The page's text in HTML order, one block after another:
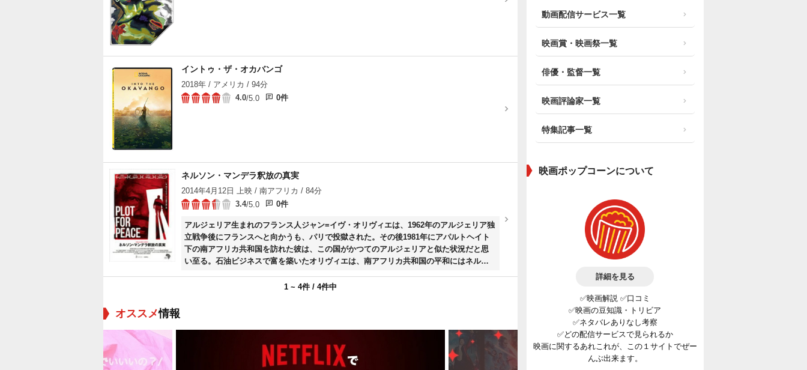
イントゥ・ザ・オカバンゴ
2018年 / アメリカ / 94分
4.0/5.0 0件
ネルソン・マンデラ釈放の真実
2014年4月12日 上映 / 南アフリカ / 84分
3.4/5.0 0件
アルジェリア生まれのフランス人ジャン=イヴ・オリヴィエは、1962年のアルジェリア独
立戦争後にフランスへと向かうも、パリで投獄された。その後1981年にアパルトヘイト
下の南アフリカ共和国を訪れた彼は、この国がかつてのアルジェリアと似た状況だと思
い至る。石油ビジネスで富を築いたオリヴィエは、南アフリカ共和国の平和にはネルソ
1 ~ 4件 / 4件中
オススメ情報
動画配信サービス一覧
映画賞・映画祭一覧
俳優・監督一覧
映画評論家一覧
特集記事一覧
映画ポップコーンについて
詳細を見る
✅映画解説 ✅口コミ
✅映画の豆知識・トリビア
✅ネタバレありなし考察
✅どの配信サービスで見られるか
映画に関するあれこれが、この１サイトでぜー
んぶ出来ます。